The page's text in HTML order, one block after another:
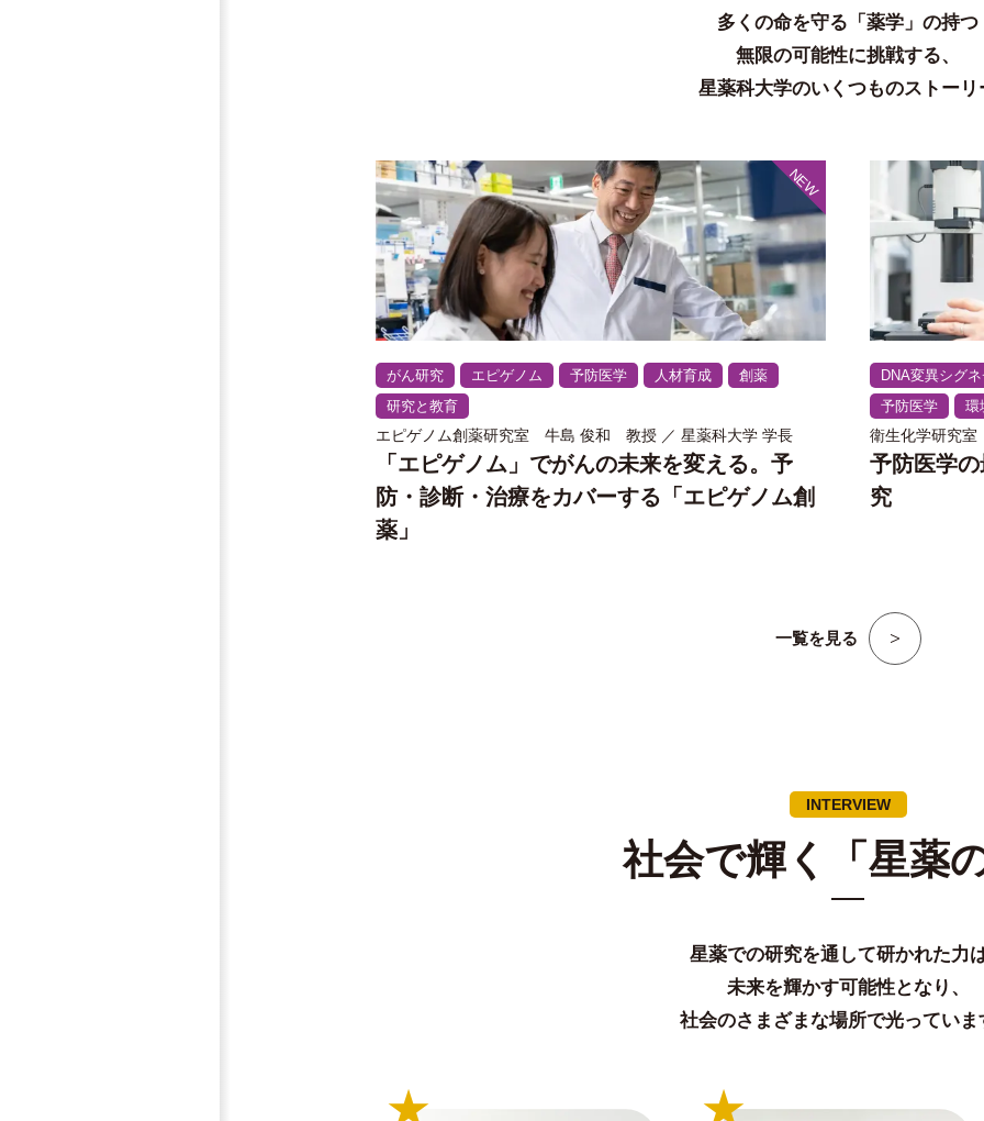
多くの命を守る「薬学」の持つ
無限の可能性に挑戦する、
星薬科⼤学のいくつものストーリ
がん研究 エピゲノム 予防医学 人材育成
創薬
研究と教育
エピゲノム創薬研究室 牛島 俊和 教授 ／ 星薬科大学 学長
「エピゲノム」でがんの未来を変える。予
防・診断・治療をカバーする「エピゲノム創
薬」
DNA変異シグ
予防医学
環
衛生化学研究
予防医学
究
一覧を見る
INTERVIEW
社会で輝く「星薬
星薬での研究を通して研かれた⼒
未来を輝かす可能性となり、
社会のさまざまな場所で光っていま